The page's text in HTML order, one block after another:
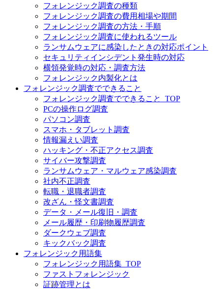
フォレンジック調査の種類
フォレンジック調査の費用相場や期間
フォレンジック調査の方法・手順
フォレンジック調査に使われるツール
ランサムウェアに感染したときの対応ポイント
セキュリティインシデント発生時の対応
横領発覚時の対応・調査方法
フォレンジック内製化とは
フォレンジック調査でできること
フォレンジック調査でできること_TOP
PCの操作ログ調査
パソコン調査
スマホ・タブレット調査
情報漏えい調査
ハッキング・不正アクセス調査
サイバー攻撃調査
ランサムウェア・マルウェア感染調査
社内不正調査
転職・退職者調査
改ざん・怪文書調査
データ・メール復旧・調査
メール履歴・印刷物履歴調査
ダークウェブ調査
キックバック調査
フォレンジック用語集
フォレンジック用語集_TOP
ファストフォレンジック
証跡管理とは